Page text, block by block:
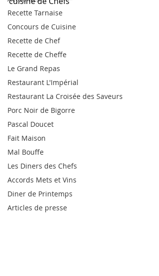
Recette Tarnaise
Concours de Cuisine
Recette de Chef
Recette de Cheffe
Le Grand Repas
Restaurant L'Impérial
Restaurant La Croisée des Saveurs
Porc Noir de Bigorre
Pascal Doucet
Fait Maison
Mal Bouffe
Les Diners des Chefs
Accords Mets et Vins
Diner de Printemps
Articles de presse